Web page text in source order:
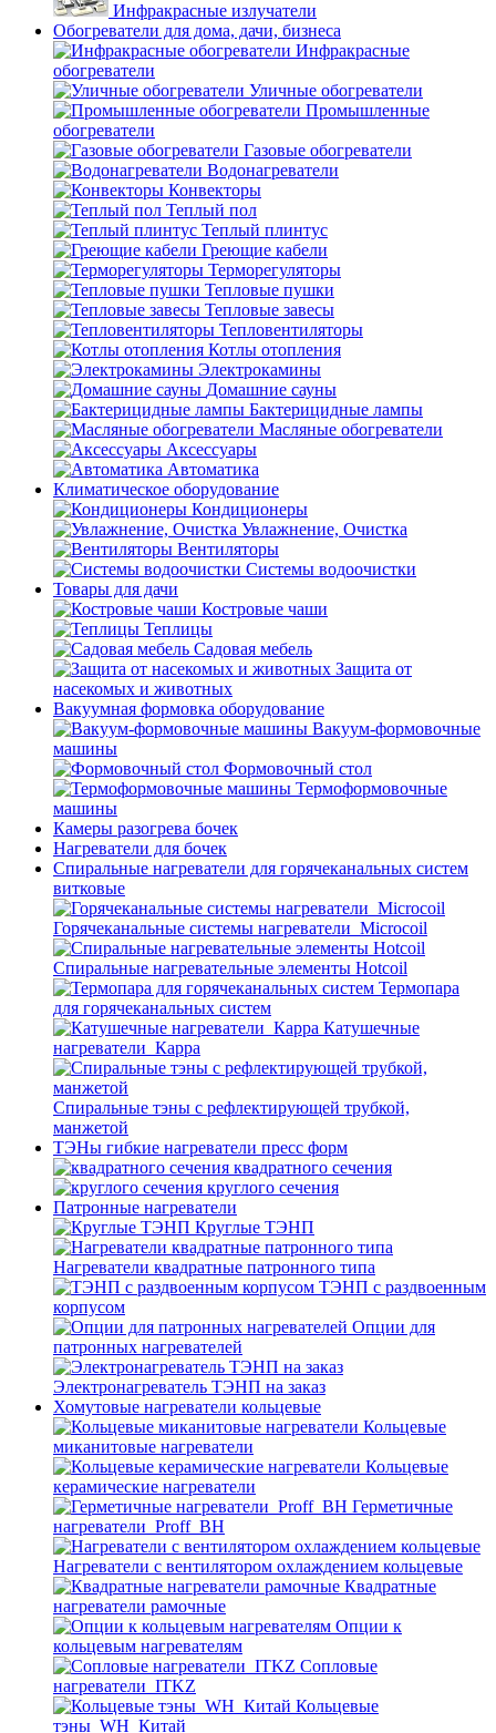
Инфракрасные излучатели
Обогреватели для дома, дачи, бизнеса
Инфракрасные
обогреватели
Уличные обогреватели
Промышленные
обогреватели
Газовые обогреватели
Водонагреватели
Конвекторы
Теплый пол
Теплый плинтус
Греющие кабели
Терморегуляторы
Тепловые пушки
Тепловые завесы
Тепловентиляторы
Котлы отопления
Электрокамины
Домашние сауны
Бактерицидные лампы
Масляные обогреватели
Аксессуары
Автоматика
Климатическое оборудование
Кондиционеры
Увлажнение, Очистка
Вентиляторы
Системы водоочистки
Товары для дачи
Костровые чаши
Теплицы
Садовая мебель
Защита от
насекомых и животных
Вакуумная формовка оборудование
Вакуум-формовочные
машины
Формовочный стол
Термоформовочные
машины
Камеры разогрева бочек
Нагреватели для бочек
Спиральные нагреватели для горячеканальных систем
витковые
Горячеканальные системы нагреватели_Microcoil
Спиральные нагревательные элементы Hotcoil
Термопара
для горячеканальных систем
Катушечные
нагреватели_Карра
Спиральные тэны с рефлектирующей трубкой,
манжетой
ТЭНы гибкие нагреватели пресс форм
квадратного сечения
круглого сечения
Патронные нагреватели
Круглые ТЭНП
Нагреватели квадратные патронного типа
ТЭНП с раздвоенным
корпусом
Опции для
патронных нагревателей
Электронагреватель ТЭНП на заказ
Хомутовые нагреватели кольцевые
Кольцевые
миканитовые нагреватели
Кольцевые
керамические нагреватели
Герметичные
нагреватели_Proff_BH
Нагреватели с вентилятором охлаждением кольцевые
Квадратные
нагреватели рамочные
Опции к
кольцевым нагревателям
Cопловые
нагреватели_ITKZ
Кольцевые
тэны_WH_Китай